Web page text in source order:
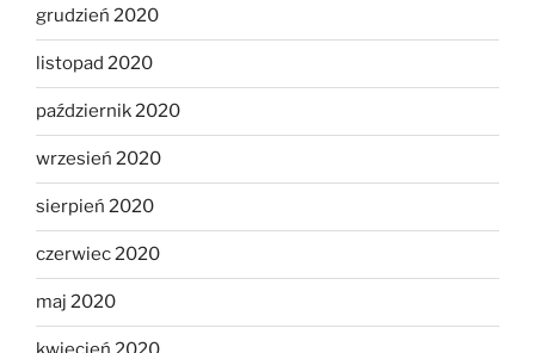
grudzień 2020
listopad 2020
październik 2020
wrzesień 2020
sierpień 2020
czerwiec 2020
maj 2020